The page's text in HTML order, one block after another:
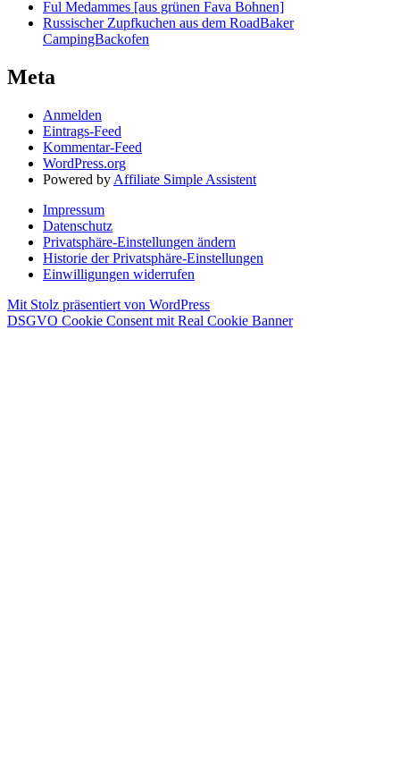
Ful Medammes [aus grünen Fava Bohnen]
Russischer Zupfkuchen aus dem RoadBaker
CampingBackofen
Meta
Anmelden
Eintrags-Feed
Kommentar-Feed
WordPress.org
Powered by Affiliate Simple Assistent
Impressum
Datenschutz
Privatsphäre-Einstellungen ändern
Historie der Privatsphäre-Einstellungen
Einwilligungen widerrufen
Mit Stolz präsentiert von WordPress
DSGVO Cookie Consent mit Real Cookie Banner